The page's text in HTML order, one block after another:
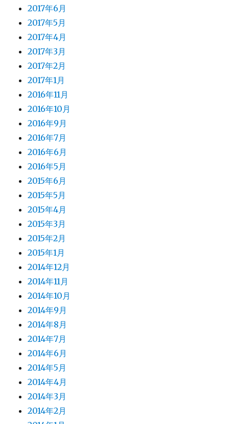
2017年6月
2017年5月
2017年4月
2017年3月
2017年2月
2017年1月
2016年11月
2016年10月
2016年9月
2016年7月
2016年6月
2016年5月
2015年6月
2015年5月
2015年4月
2015年3月
2015年2月
2015年1月
2014年12月
2014年11月
2014年10月
2014年9月
2014年8月
2014年7月
2014年6月
2014年5月
2014年4月
2014年3月
2014年2月